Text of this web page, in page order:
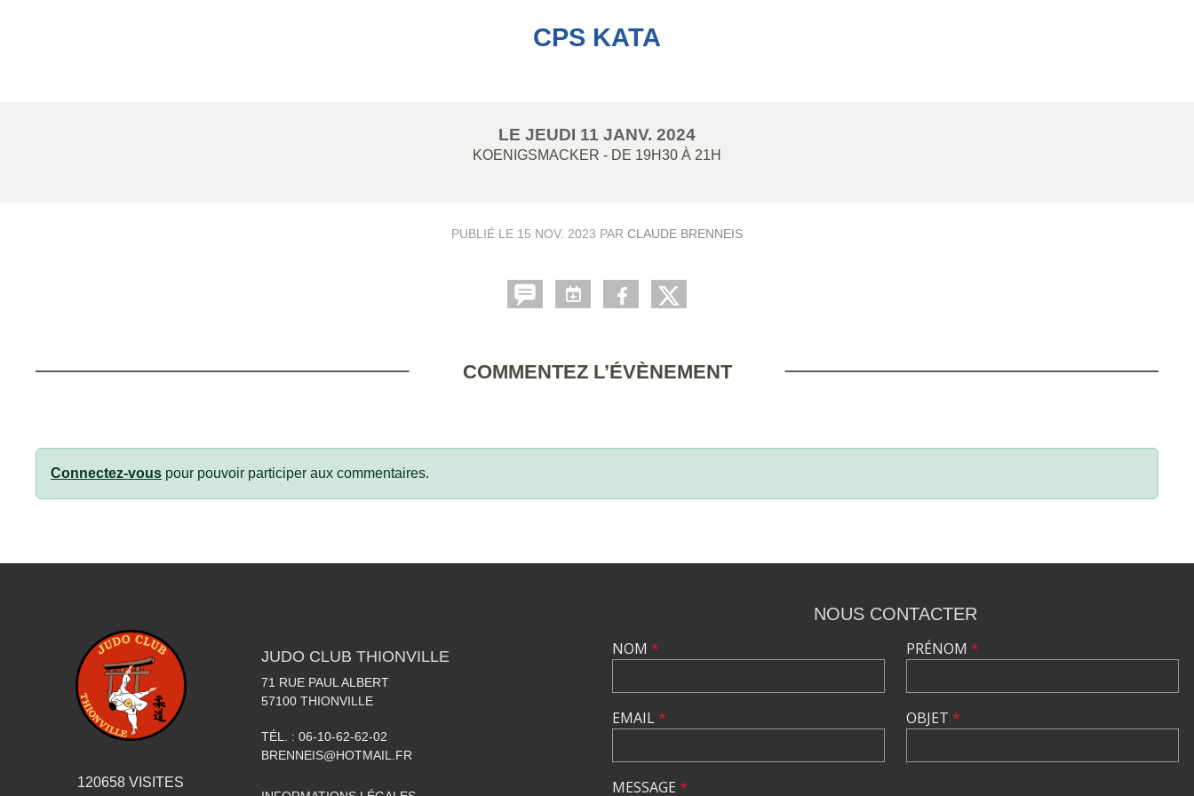
CPS KATA
LE JEUDI 11 JANV. 2024
KOENIGSMACKER - DE 19H30 À 21H
PUBLIÉ LE 15 NOV. 2023 PAR CLAUDE BRENNEIS
COMMENTEZ L’ÉVÈNEMENT
Connectez-vous pour pouvoir participer aux commentaires.
120658 VISITES
JUDO CLUB THIONVILLE
71 RUE PAUL ALBERT
57100 THIONVILLE
TÉL. : 06-10-62-62-02
BRENNEIS@HOTMAIL.FR
NOUS CONTACTER
NOM *
EMAIL*
PRÉNOM *
OBJET *
MESSAGE *